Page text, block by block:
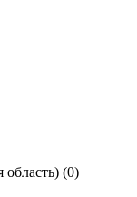
(0)